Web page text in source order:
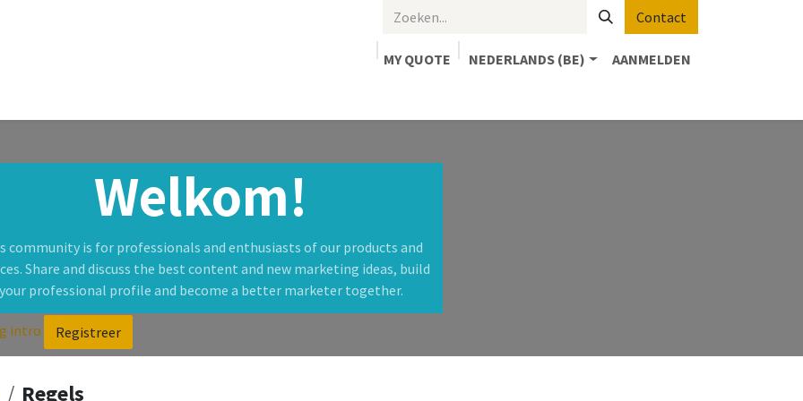
Contact
MY QUOTE NEDERLANDS (BE)
AANMELDEN
Welkom!
community is for professionals and enthusiasts of our products and
Share and discuss the best content and new marketing ideas, build
your professional profile and become a better marketer together.
intro Registreer
Regels